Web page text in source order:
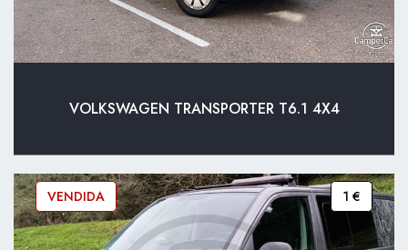
VOLKSWAGEN TRANSPORTER T6.1 4X4
VENDIDA 1 €